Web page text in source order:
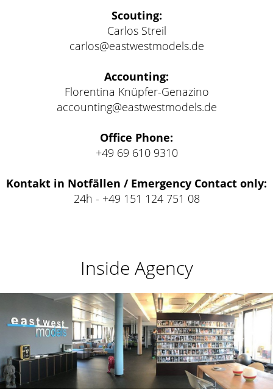
Scouting:
Carlos Streil
carlos@eastwestmodels.de
Accounting:
Florentina Knüpfer-Genazino
accounting@eastwestmodels.de
Office Phone:
+49 69 610 9310
Kontakt in Notfällen / Emergency Contact only:
24h - +49 151 124 751 08
Inside Agency